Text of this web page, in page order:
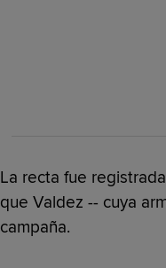
La recta fue
que Valdez -- cuya
campaña.